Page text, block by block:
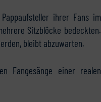
ihrer Fans im
Sitzblöcke bedeckten.
bleibt abzuwarten.
Fangesänge einer realen